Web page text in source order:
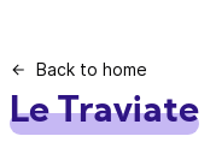
Back to home
Le Traviate